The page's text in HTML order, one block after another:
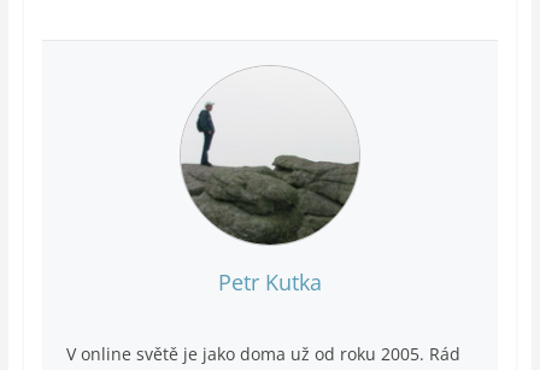
Petr Kutka
V online světě je jako doma už od roku 2005. Rád